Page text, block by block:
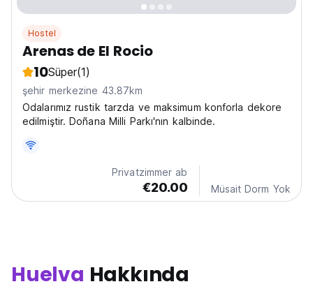
Hostel
Arenas de El Rocio
10Süper(1)
şehir merkezine 43.87km
Odalarımız rustik tarzda ve maksimum konforla dekore
edilmiştir. Doñana Milli Parkı'nın kalbinde.
Privatzimmer ab
€20.00 Müsait Dorm Yok
Huelva Hakkında